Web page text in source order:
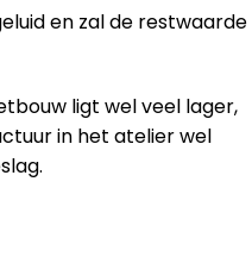
en zal de restwaarde
ligt wel veel lager,
in het atelier wel